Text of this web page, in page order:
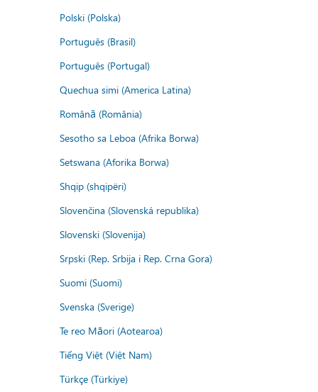
Polski (Polska)
Português (Brasil)
Português (Portugal)
Quechua simi (America Latina)
Română (România)
Sesotho sa Leboa (Afrika Borwa)
Setswana (Aforika Borwa)
Shqip (shqipëri)
Slovenčina (Slovenská republika)
Slovenski (Slovenija)
Srpski (Rep. Srbija i Rep. Crna Gora)
Suomi (Suomi)
Svenska (Sverige)
Te reo Māori (Aotearoa)
Tiếng Việt (Việt Nam)
Türkçe (Türkiye)